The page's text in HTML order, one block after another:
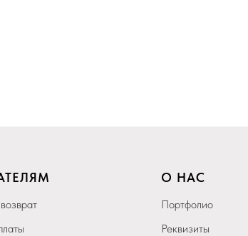
О НАС
Портфолио
Реквизиты